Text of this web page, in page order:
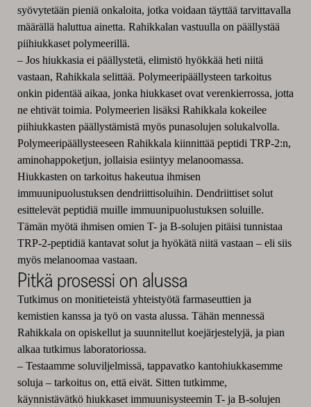
syövytetään pieniä onkaloita, jotka voidaan täyttää tarvittavalla
määrällä haluttua ainetta. Rahikkalan vastuulla on päällystää
piihiukkaset polymeerillä.
– Jos hiukkasia ei päällystetä, elimistö hyökkää heti niitä
vastaan, Rahikkala selittää. Polymeeripäällysteen tarkoitus
onkin pidentää aikaa, jonka hiukkaset ovat verenkierrossa, jotta
ne ehtivät toimia. Polymeerien lisäksi Rahikkala kokeilee
piihiukkasten päällystämistä myös punasolujen solukalvolla.
Polymeeripäällysteeseen Rahikkala kiinnittää peptidi TRP-2:n,
aminohappoketjun, jollaisia esiintyy melanoomassa.
Hiukkasten on tarkoitus hakeutua ihmisen
immuunipuolustuksen dendriittisoluihin. Dendriittiset solut
esittelevät peptidiä muille immuunipuolustuksen soluille.
Tämän myötä ihmisen omien T- ja B-solujen pitäisi tunnistaa
TRP-2-peptidiä kantavat solut ja hyökätä niitä vastaan – eli siis
myös melanoomaa vastaan.
Pitkä prosessi on alussa
Tutkimus on monitieteistä yhteistyötä farmaseuttien ja
kemistien kanssa ja työ on vasta alussa. Tähän mennessä
Rahikkala on opiskellut ja suunnitellut koejärjestelyjä, ja pian
alkaa tutkimus laboratoriossa.
– Testaamme soluviljelmissä, tappavatko kantohiukkasemme
soluja – tarkoitus on, että eivät. Sitten tutkimme,
käynnistävätkö hiukkaset immuunisysteemin T- ja B-solujen